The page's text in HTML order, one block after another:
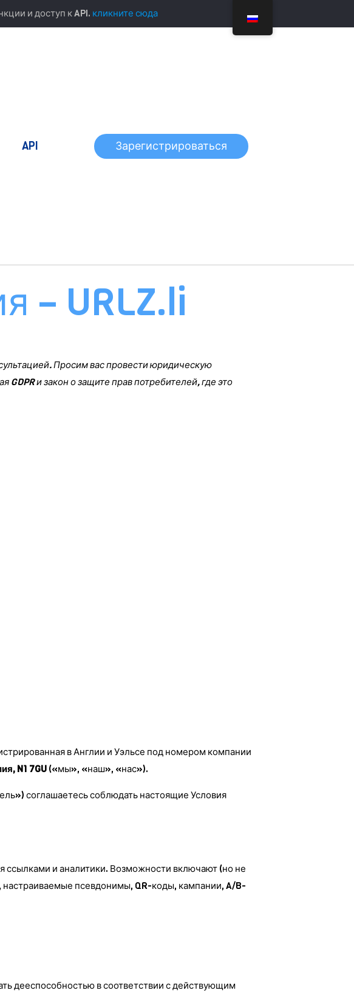
и доступ к API. кликните сюда
API Зарегистрироваться
– URLZ.li
Просим вас провести юридическую
и закон о защите прав потребителей, где это
в Англии и Уэльсе под номером компании
N1 7GU («мы», «наш», «нас»).
соглашаетесь соблюдать настоящие Условия
ссылками и аналитики. Возможности включают (но не
настраиваемые псевдонимы, QR-коды, кампании, A/B-
дееспособностью в соответствии с действующим